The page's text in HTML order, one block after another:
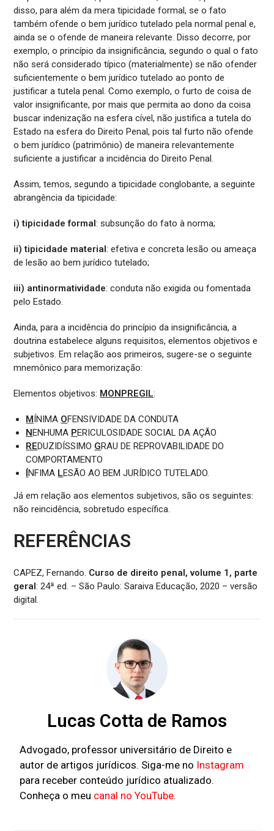
disso, para além da mera tipicidade formal, se o fato
também ofende o bem jurídico tutelado pela normal penal e,
ainda se o ofende de maneira relevante. Disso decorre, por
exemplo, o princípio da insignificância, segundo o qual o fato
não será considerado típico (materialmente) se não ofender
suficientemente o bem jurídico tutelado ao ponto de
justificar a tutela penal. Como exemplo, o furto de coisa de
valor insignificante, por mais que permita ao dono da coisa
buscar indenização na esfera cível, não justifica a tutela do
Estado na esfera do Direito Penal, pois tal furto não ofende
o bem jurídico (patrimônio) de maneira relevantemente
suficiente a justificar a incidência do Direito Penal.
Assim, temos, segundo a tipicidade conglobante, a seguinte
abrangência da tipicidade:
i) tipicidade formal: subsunção do fato à norma;
ii) tipicidade material: efetiva e concreta lesão ou ameaça
de lesão ao bem jurídico tutelado;
iii) antinormatividade: conduta não exigida ou fomentada
pelo Estado.
Ainda, para a incidência do princípio da insignificância, a
doutrina estabelece alguns requisitos, elementos objetivos e
subjetivos. Em relação aos primeiros, sugere-se o seguinte
mnemônico para memorização:
Elementos objetivos: MONPREGIL:
MÍNIMA OFENSIVIDADE DA CONDUTA
NENHUMA PERICULOSIDADE SOCIAL DA AÇÃO
REDUZIDÍSSIMO GRAU DE REPROVABILIDADE DO
COMPORTAMENTO
ÍNFIMA LESÃO AO BEM JURÍDICO TUTELADO.
Já em relação aos elementos subjetivos, são os seguintes:
não reincidência, sobretudo específica.
REFERÊNCIAS
CAPEZ, Fernando. Curso de direito penal, volume 1, parte
geral: 24ª ed. – São Paulo: Saraiva Educação, 2020 – versão
digital.
Lucas Cotta de Ramos
Advogado, professor universitário de Direito e
autor de artigos jurídicos. Siga-me no Instagram
para receber conteúdo jurídico atualizado.
Conheça o meu canal no YouTube.